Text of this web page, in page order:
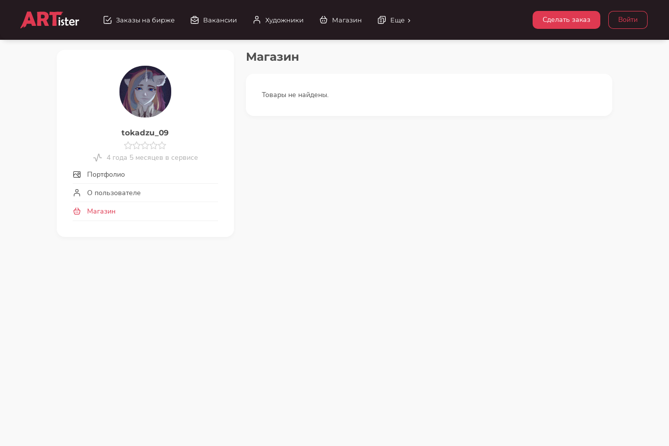
Войти
Сделать заказ
Заказы на бирже Вакансии Художники Магазин Еще
tokadzu_09
4 года 5 месяцев в сервисе
Портфолио
О пользователе
Магазин
Магазин
Товары не найдены.